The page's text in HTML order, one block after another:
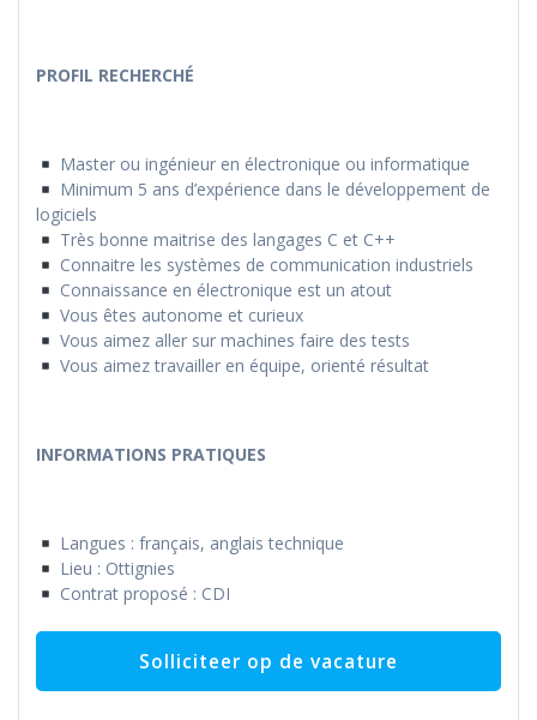
PROFIL RECHERCHÉ
Master ou ingénieur en électronique ou informatique
Minimum 5 ans d’expérience dans le développement de
logiciels
Très bonne maitrise des langages C et C++
Connaitre les systèmes de communication industriels
Connaissance en électronique est un atout
Vous êtes autonome et curieux
Vous aimez aller sur machines faire des tests
Vous aimez travailler en équipe, orienté résultat
INFORMATIONS PRATIQUES
Langues : français, anglais technique
Lieu : Ottignies
Contrat proposé : CDI